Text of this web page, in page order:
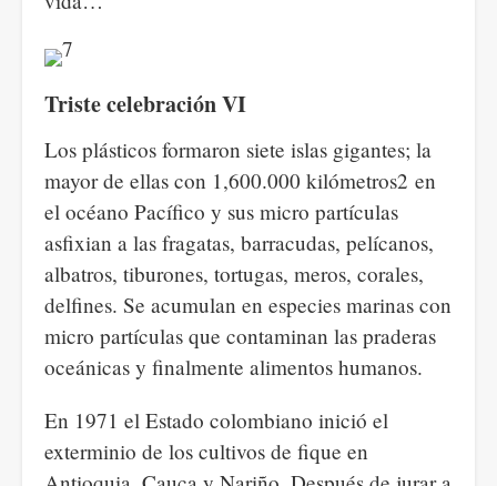
Triste celebración VI
Los plásticos formaron siete islas gigantes; la
mayor de ellas con 1,600.000 kilómetros2 en
el océano Pacífico y sus micro partículas
asfixian a las fragatas, barracudas, pelícanos,
albatros, tiburones, tortugas, meros, corales,
delfines. Se acumulan en especies marinas con
micro partículas que contaminan las praderas
oceánicas y finalmente alimentos humanos.
En 1971 el Estado colombiano inició el
exterminio de los cultivos de fique en